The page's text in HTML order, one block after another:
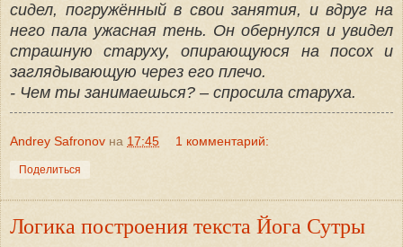
сидел, погружённый в свои занятия, и вдруг на
него пала ужасная тень. Он обернулся и увидел
страшную старуху, опирающуюся на посох и
заглядывающую через его плечо.
- Чем ты занимаешься? – спросила старуха.
Andrey Safronov на 17:45 1 комментарий:
Поделиться
Логика построения текста Йога Сутры